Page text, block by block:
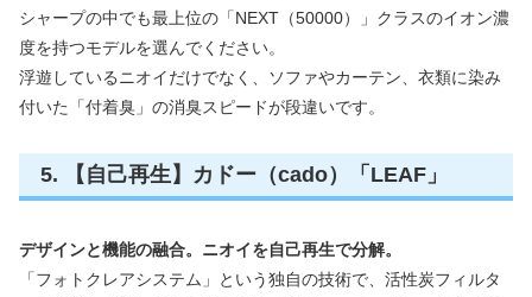
シャープの中でも最上位の「NEXT（50000）」クラスのイオン濃
度を持つモデルを選んでください。
浮遊しているニオイだけでなく、ソファやカーテン、衣類に染み
付いた「付着臭」の消臭スピードが段違いです。
5. 【自己再生】カドー（cado）「LEAF」
デザインと機能の融合。ニオイを自己再生で分解。
「フォトクレアシステム」という独自の技術で、活性炭フィルタ